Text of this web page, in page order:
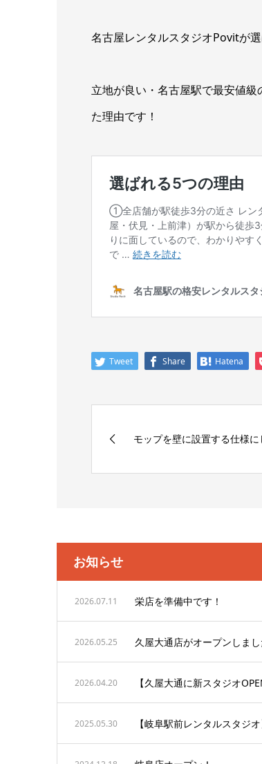
名古屋レンタルスタジオPovitが
立地が良い・名古屋駅で最安値
た理由です！
Tweet Share Hatena
モップを壁に設置する仕様に
お知らせ
2026.07.11 栄店を準備中です！
2026.05.25 久屋大通店がオープンしまし
2026.04.20 【久屋大通に新スタジオ
2025.05.30 【岐阜駅前レンタルスタジ